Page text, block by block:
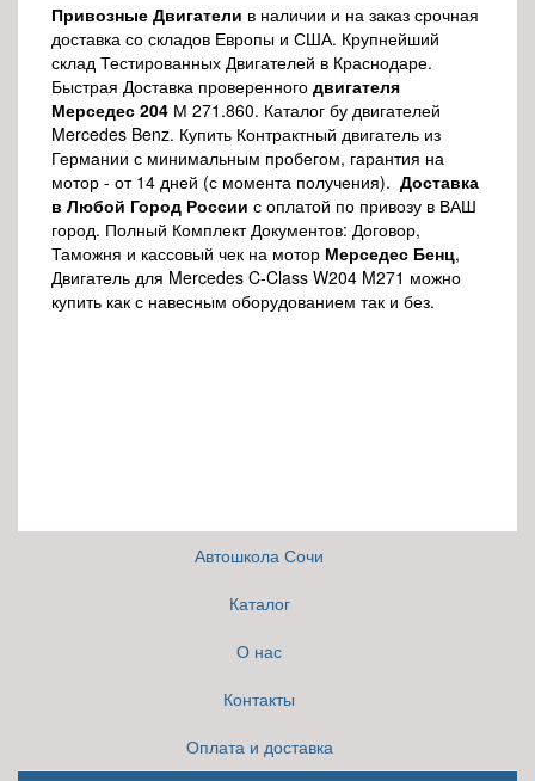
Привозные Двигатели в наличии и на заказ срочная
доставка со складов Европы и США. Крупнейший
склад Тестированных Двигателей в Краснодаре.
Быстрая Доставка проверенного двигателя
Мерседес 204 М 271.860. Каталог бу двигателей
Mercedes Benz. Купить Контрактный двигатель из
Германии с минимальным пробегом, гарантия на
мотор - от 14 дней (с момента получения). Доставка
в Любой Город России с оплатой по привозу в ВАШ
город. Полный Комплект Документов: Договор,
Таможня и кассовый чек на мотор Мерседес Бенц,
Двигатель для Mercedes C-Class W204 M271 можно
купить как с навесным оборудованием так и без.
Автошкола Сочи
Каталог
О нас
Контакты
Оплата и доставка